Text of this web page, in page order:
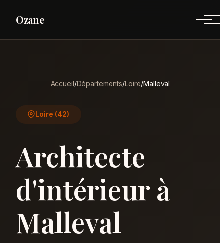
Ozane
Accueil/Départements/Loire/Malleval
Loire (42)
Architecte
d'intérieur à
Malleval